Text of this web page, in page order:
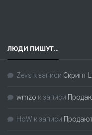
ЛЮДИ ПИШУТ…
Zevs к записи Скрипт
wmzo к записи
HoW к записи